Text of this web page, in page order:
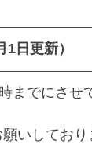
日更新）
までにさせ
いしており